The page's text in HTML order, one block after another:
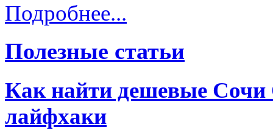
Подробнее...
Полезные статьи
Как найти дешевые
лайфхаки